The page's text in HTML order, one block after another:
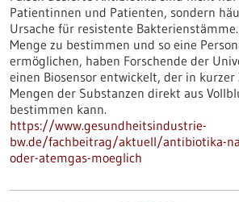
Patientinnen und Patienten, sondern
Ursache für resistente
Menge zu bestimmen und so eine
ermöglichen, haben Forschende der
einen Biosensor entwickelt, der in kurzer
Mengen der Substanzen direkt aus
bestimmen kann.
https://www.gesundheitsindustrie-
bw.de/fachbeitrag/aktuell/antibiotika-
oder-atemgas-moeglich